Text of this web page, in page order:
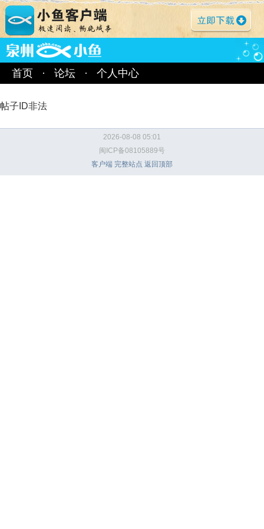
首页 · 论坛 · 个人中心
帖子ID非法
2026-08-08 05:01
闽ICP备08105889号
客户端 完整站点 返回顶部